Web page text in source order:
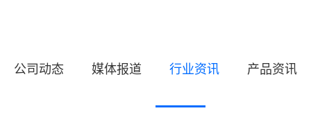
公司动态 媒体报道 行业资讯 产品资讯